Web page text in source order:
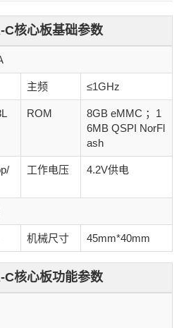
C核心板基础参数
主频 ≤1GHz
ROM
8GB eMMC ；1
6MB QSPI NorFl
ash
工作电压 4.2V供电
机械尺寸 45mm*40mm
C核心板功能参数